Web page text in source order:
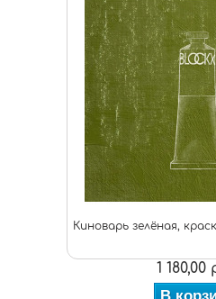
Киноварь зелёная,
1 180,00